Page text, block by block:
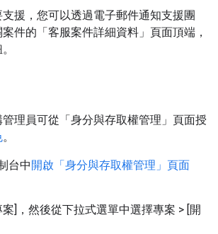
援，您可以透過電子郵件通知支援團
件的「客服案件詳細資料」頁面頂端，
理員可從「身分與存取權管理」頁面授
。
台中開啟「身分與存取權管理」頁面
] ，然後從下拉式選單中選擇專案 > [開